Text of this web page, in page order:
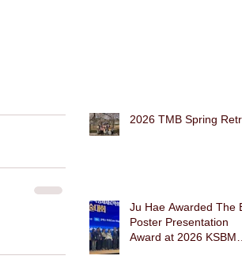
2026 TMB Spring
Ju Hae Awarded The
Poster Presentation
Award at 2026 KSBM